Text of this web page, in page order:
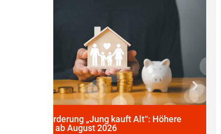
KfW-Förderung „Jung kauft Alt“: Höhere
Kredite ab August 2026